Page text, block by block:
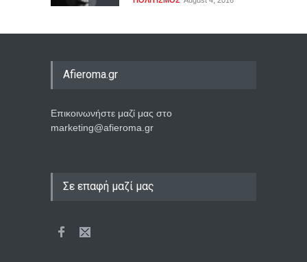
Afieroma.gr
Επικοινωνήστε μαζί μας στο
marketing@afieroma.gr
Σε επαφή μαζί μας